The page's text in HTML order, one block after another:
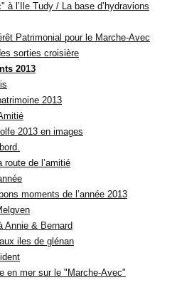
à l’Ile Tudy / La base d’hydravions
Patrimonial pour le Marche-Avec
sorties croisière
2013
2013
2013 en images
route de l’amitié
moments de l’année 2013
Annie & Bernard
iles de glénan
en mer sur le "Marche-Avec"